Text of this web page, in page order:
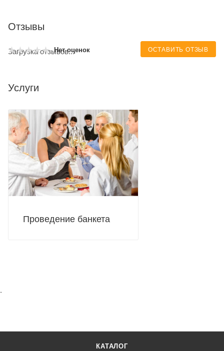
Отзывы
Нет оценок ОСТАВИТЬ ОТЗЫВ
Загрузка отзывов...
Услуги
Проведение банкета
.
КАТАЛОГ